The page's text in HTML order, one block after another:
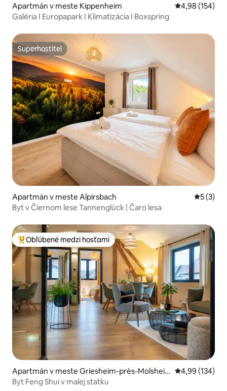
Apartmán v meste Kippenheim Priemerné
4,98 (154)
Galéria I Europapark I Klimatizácia I Boxspring
Superhostiteľ
Superhostiteľ
Apartmán v meste Alpirsbach
5 (3)
Byt v Čiernom lese Tannenglück | Čaro lesa
Najobľúbenejšie medzi hosťami
Obľúbené medzi hosťami
Apartmán v meste Griesheim-près-Molshei
m
Priemerné
4,99 (134)
Byt Feng Shui v malej statku